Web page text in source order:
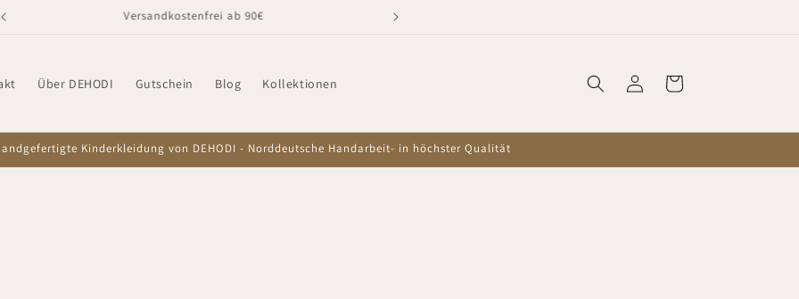
Versandkostenfrei ab 90€
Über DEHODI Gutschein Blog Kollektionen EinloggenWarenkorb
Kinderkleidung von DEHODI - Norddeutsche Handarbeit- in höchster Qualität